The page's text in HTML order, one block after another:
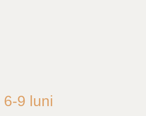
6-9 luni